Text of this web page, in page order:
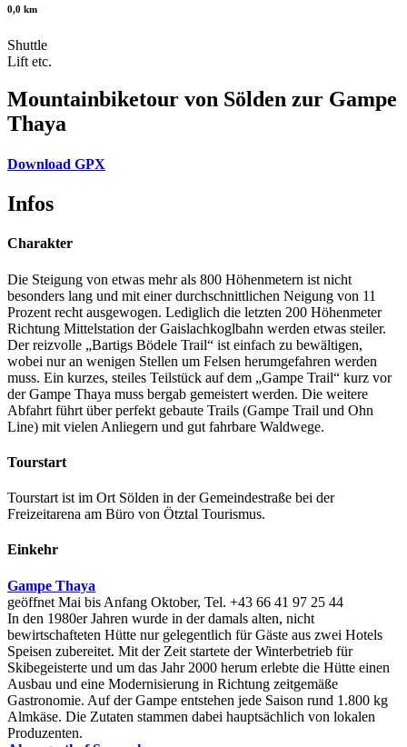
0,0 km
Shuttle
Lift etc.
Mountainbiketour von Sölden zur Gampe
Thaya
Download GPX
Infos
Charakter
Die Steigung von etwas mehr als 800 Höhenmetern ist nicht
besonders lang und mit einer durchschnittlichen Neigung von 11
Prozent recht ausgewogen. Lediglich die letzten 200 Höhenmeter
Richtung Mittelstation der Gaislachkoglbahn werden etwas steiler.
Der reizvolle „Bartigs Bödele Trail“ ist einfach zu bewältigen,
wobei nur an wenigen Stellen um Felsen herumgefahren werden
muss. Ein kurzes, steiles Teilstück auf dem „Gampe Trail“ kurz vor
der Gampe Thaya muss bergab gemeistert werden. Die weitere
Abfahrt führt über perfekt gebaute Trails (Gampe Trail und Ohn
Line) mit vielen Anliegern und gut fahrbare Waldwege.
Tourstart
Tourstart ist im Ort Sölden in der Gemeindestraße bei der
Freizeitarena am Büro von Ötztal Tourismus.
Einkehr
Gampe Thaya
geöffnet Mai bis Anfang Oktober, Tel. +43 66 41 97 25 44
In den 1980er Jahren wurde in der damals alten, nicht
bewirtschafteten Hütte nur gelegentlich für Gäste aus zwei Hotels
Speisen zubereitet. Mit der Zeit startete der Winterbetrieb für
Skibegeisterte und um das Jahr 2000 herum erlebte die Hütte einen
Ausbau und eine Modernisierung in Richtung zeitgemäße
Gastronomie. Auf der Gampe entstehen jede Saison rund 1.800 kg
Almkäse. Die Zutaten stammen dabei hauptsächlich von lokalen
Produzenten.